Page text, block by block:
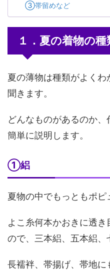
③帯留めなど
１．夏の着物の種
夏の薄物は種類がよくわ
聞きます。
どんなものがあるのか
簡単に説明します。
①絽
夏物の中でもっともポピ
よこ糸何本かおきに透
ので、三本絽、五本絽、
長襦袢、帯揚げ、帯地に